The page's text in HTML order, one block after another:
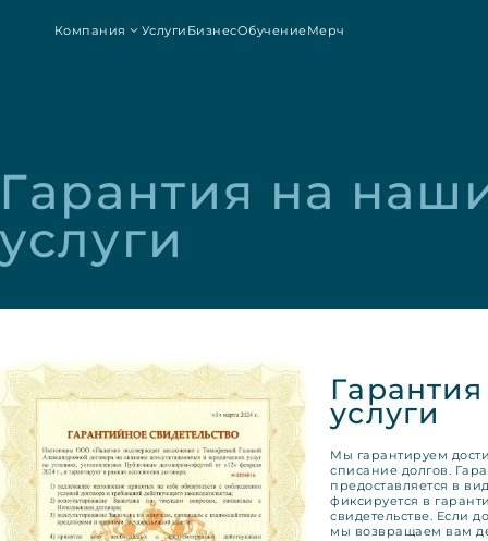
Компания Услуги БизнесОбучениеМерч
Гарантия на
услуги
услуги
Мы гарантируем
списание долгов.
предоставляется в
фиксируется в
свидетельстве. Если
мы возвращаем вам